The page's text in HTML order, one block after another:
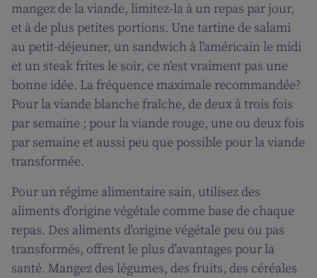
mangez de la viande, limitez-la à un repas par jour,
et à de plus petites portions. Une tartine de salami
au petit-déjeuner, un sandwich à l'américain le midi
et un steak frites le soir, ce n'est vraiment pas une
bonne idée. La fréquence maximale recommandée?
Pour la viande blanche fraîche, de deux à trois fois
par semaine ; pour la viande rouge, une ou deux fois
par semaine et aussi peu que possible pour la viande
transformée.
Pour un régime alimentaire sain, utilisez des
aliments d'origine végétale comme base de chaque
repas. Des aliments d'origine végétale peu ou pas
transformés, offrent le plus d'avantages pour la
santé. Mangez des légumes, des fruits, des céréales